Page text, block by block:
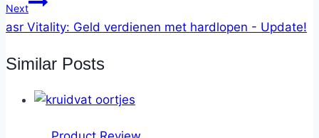
Next
asr Vitality: Geld verdienen met hardlopen - Update!
Similar Posts